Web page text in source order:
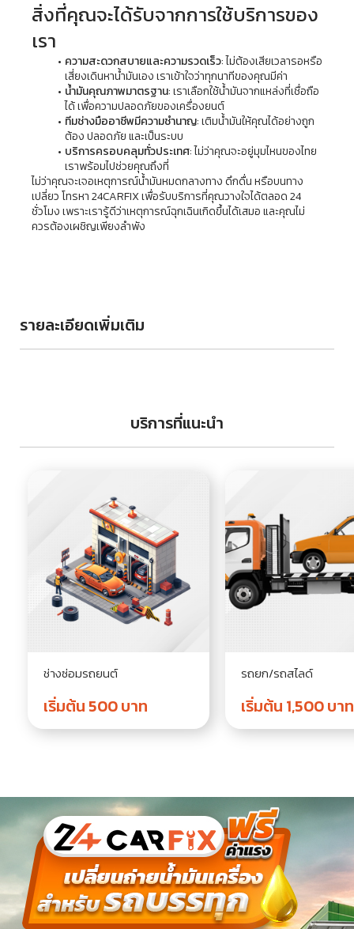
สิ่งที่คุณจะได้รับจากการใช้บริการของ
เรา
ความสะดวกสบายและความรวดเร็ว: ไม่ต้องเสียเวลารอหรือ
เสี่ยงเดินหาน้ำมันเอง เราเข้าใจว่าทุกนาทีของคุณมีค่า
น้ำมันคุณภาพมาตรฐาน: เราเลือกใช้น้ำมันจากแหล่งที่เชื่อถือ
ได้ เพื่อความปลอดภัยของเครื่องยนต์
ทีมช่างมืออาชีพมีความชำนาญ: เติมน้ำมันให้คุณได้อย่างถูก
ต้อง ปลอดภัย และเป็นระบบ
บริการครอบคลุมทั่วประเทศ: ไม่ว่าคุณจะอยู่มุมไหนของไทย
เราพร้อมไปช่วยคุณถึงที่
ไม่ว่าคุณจะเจอเหตุการณ์น้ำมันหมดกลางทาง ดึกดื่น หรือบนทาง
เปลี่ยว โทรหา 24CARFIX เพื่อรับบริการที่คุณวางใจได้ตลอด 24
ชั่วโมง เพราะเรารู้ดีว่าเหตุการณ์ฉุกเฉินเกิดขึ้นได้เสมอ และคุณไม่
ควรต้องเผชิญเพียงลำพัง
รายละเอียดเพิ่มเติม
บริการที่แนะนำ
ช่างซ่อมรถยนต์
เริ่มต้น 500 บาท
รถยก/รถสไลด์
เริ่มต้น 1,500 บาท